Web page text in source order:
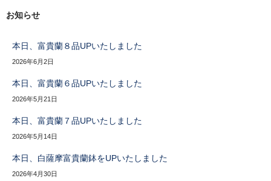
お知らせ
本日、富貴蘭８品UPいたしました
2026年6月2日
本日、富貴蘭６品UPいたしました
2026年5月21日
本日、富貴蘭７品UPいたしました
2026年5月14日
本日、白薩摩富貴蘭鉢をUPいたしました
2026年4月30日